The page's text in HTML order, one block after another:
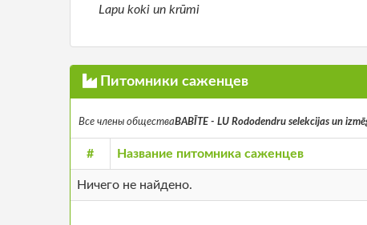
Lapu koki un krūmi
Питомники саженцев
Все члены обществаBABĪTE - LU Rododendru selekcijas un
# Название питомника саженцев
Ничего не найдено.